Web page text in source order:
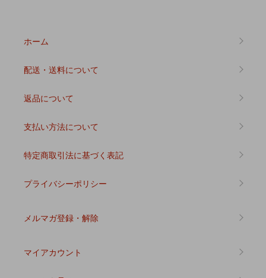
ホーム
配送・送料について
返品について
支払い方法について
特定商取引法に基づく表記
プライバシーポリシー
メルマガ登録・解除
マイアカウント